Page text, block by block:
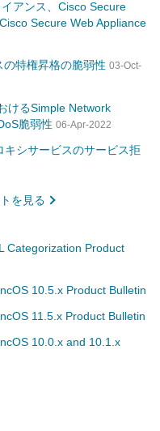
アンス、Cisco Secure
Secure Web Appliance
特権昇格の脆弱性 03-Oct-
けるSimple Network
脆弱性 06-Apr-2022
シサービスのサービス拒
を見る
Categorization Product
10.5.x Product Bulletin
11.5.x Product Bulletin
10.0.x and 10.1.x